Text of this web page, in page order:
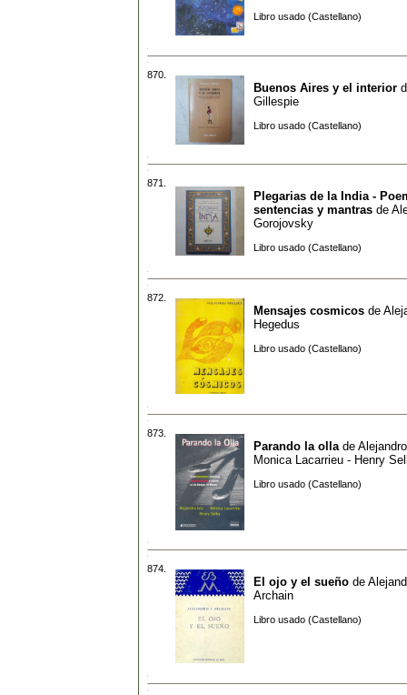
Libro usado (Castellano)
870.
Buenos Aires y el interior
Gillespie
Libro usado (Castellano)
871.
Plegarias de la India -
sentencias y mantras de
Gorojovsky
Libro usado (Castellano)
872.
Mensajes cosmicos de
Hegedus
Libro usado (Castellano)
873.
Parando la olla de
Monica Lacarrieu - Henry
Libro usado (Castellano)
874.
El ojo y el sueño de
Archain
Libro usado (Castellano)